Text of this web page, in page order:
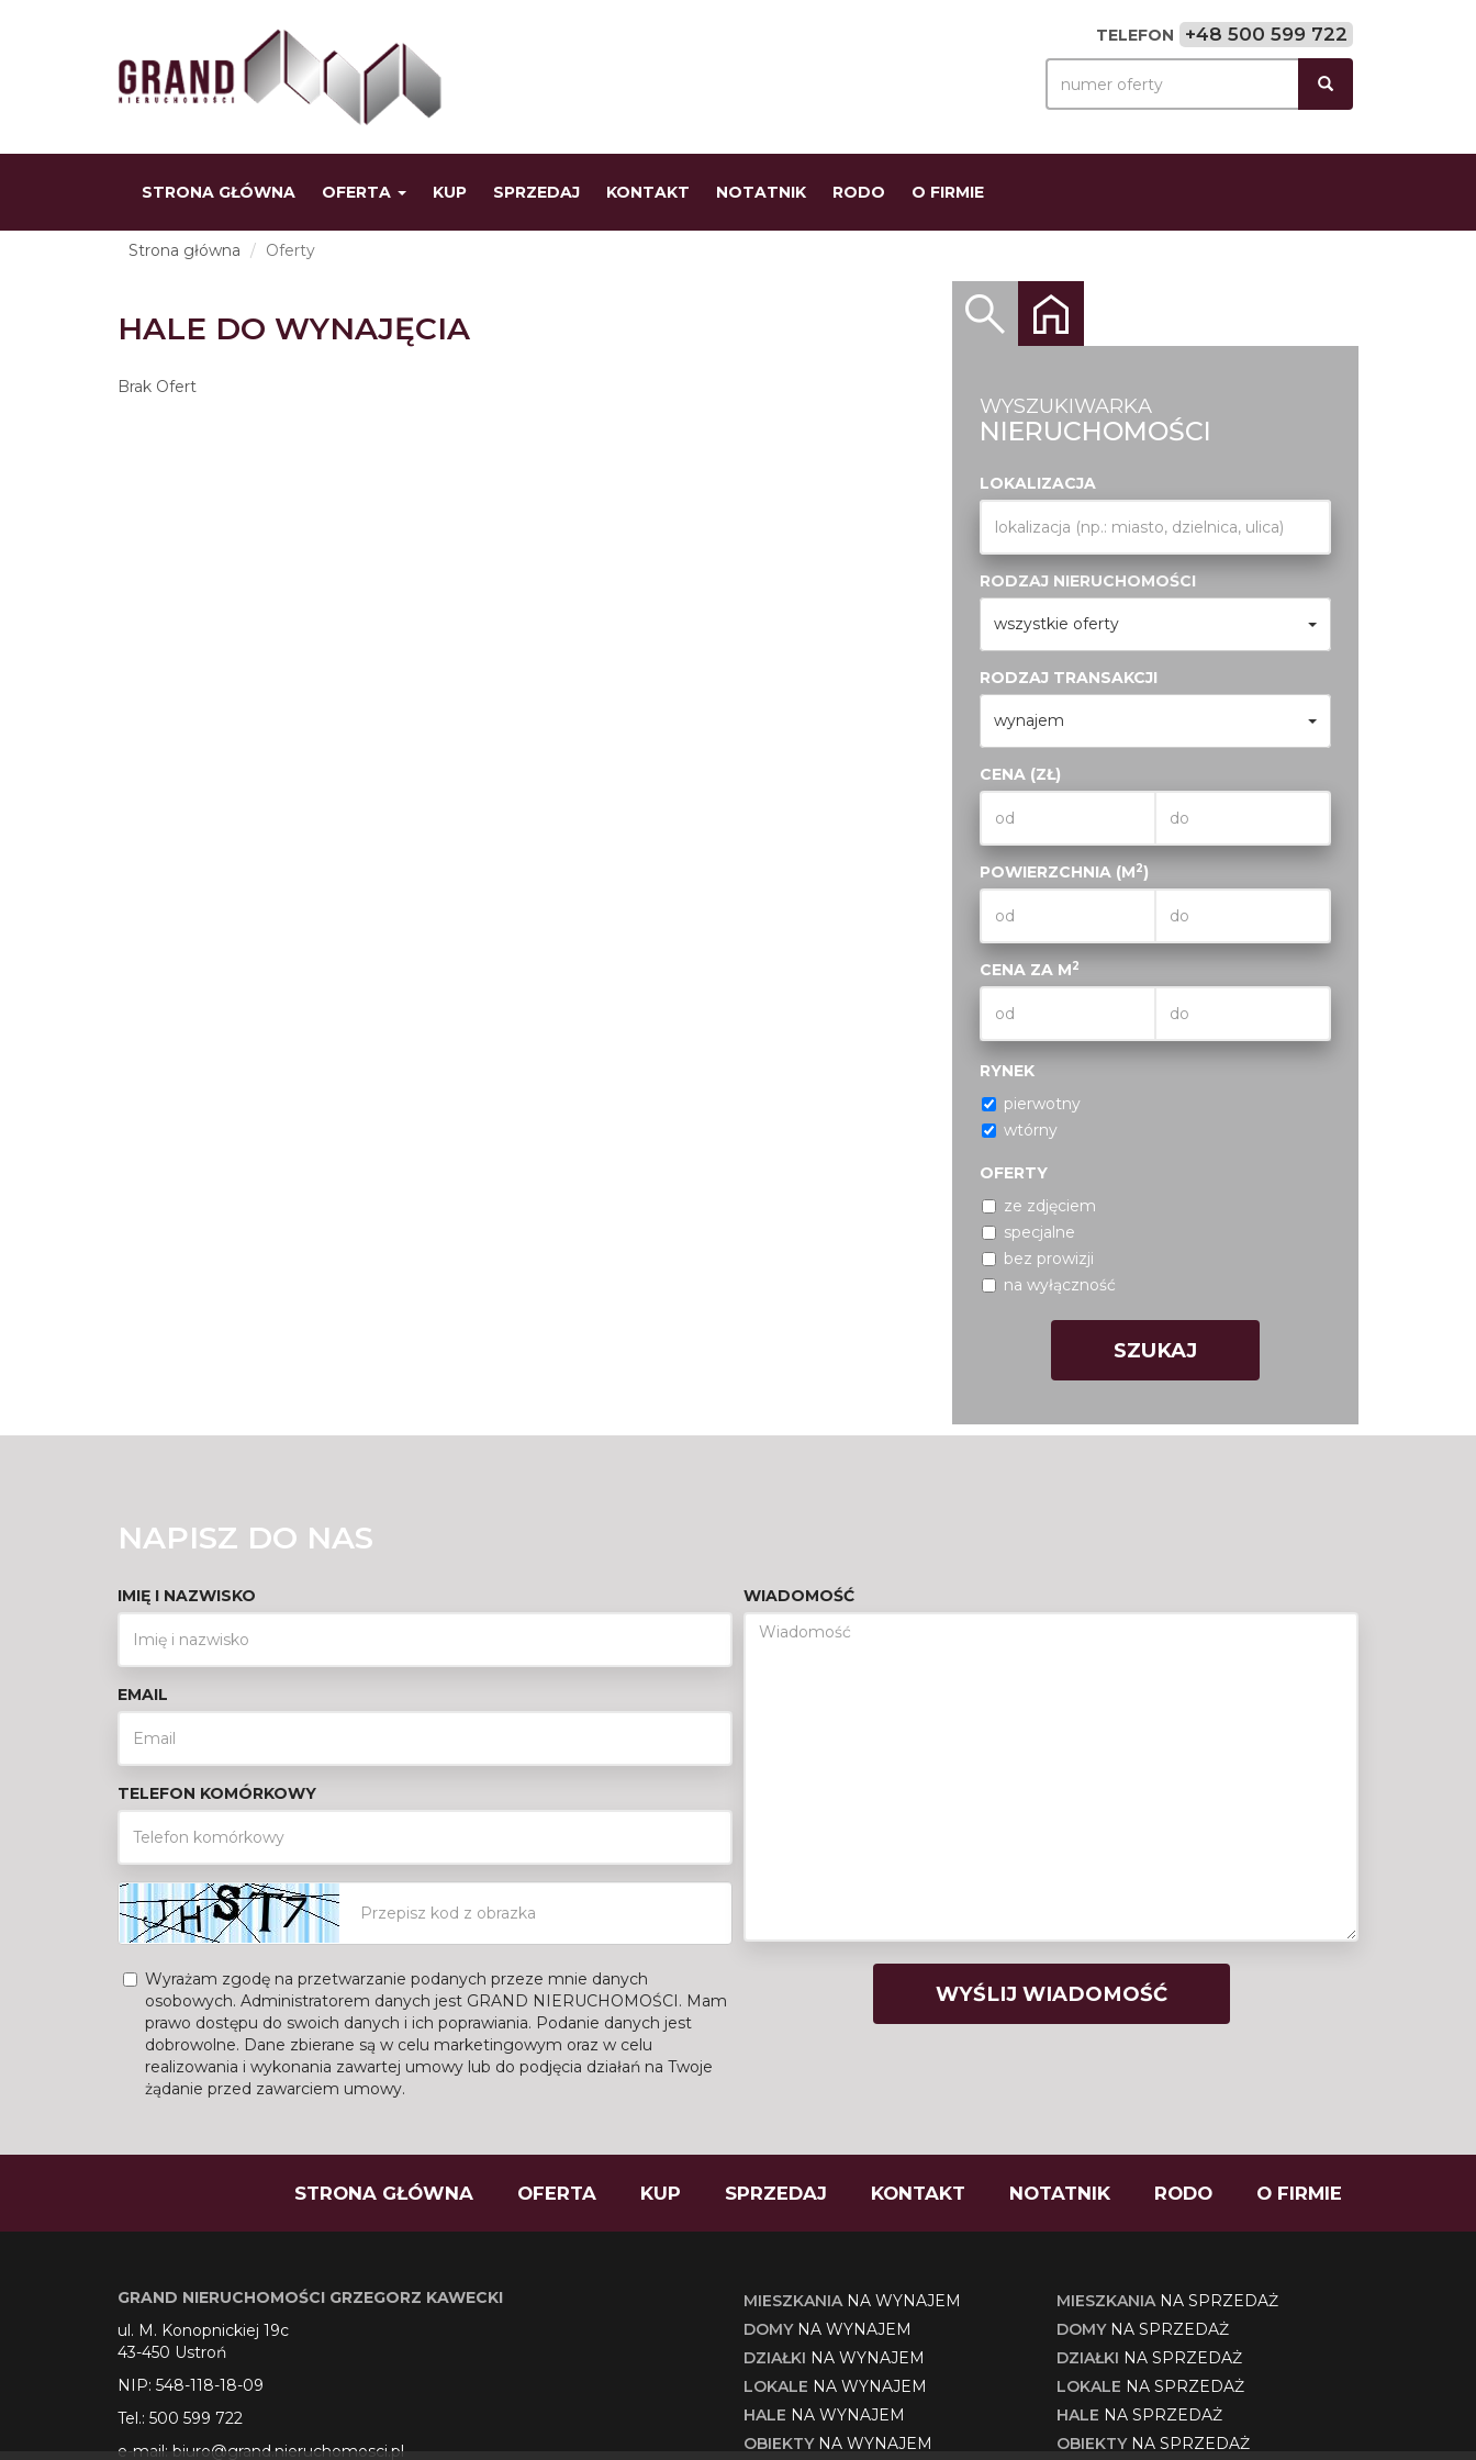
TELEFON +48 500 599 722
STRONA GŁÓWNA OFERTA KUP SPRZEDAJ KONTAKT NOTATNIK RODO O FIRMIE
Strona główna Oferty
WYSZUKIWARKA
NIERUCHOMOŚCI
LOKALIZACJA
RODZAJ NIERUCHOMOŚCI
wszystkie oferty
RODZAJ TRANSAKCJI
wynajem
CENA (ZŁ)
POWIERZCHNIA (M2)
CENA ZA M2
RYNEK
pierwotny
wtórny
OFERTY
ze zdjęciem
specjalne
bez prowizji
na wyłączność
HALE DO WYNAJĘCIA
Brak Ofert
NAPISZ DO NAS
IMIĘ I NAZWISKO
EMAIL
TELEFON KOMÓRKOWY
Wyrażam zgodę na przetwarzanie podanych przeze mnie danych
osobowych. Administratorem danych jest GRAND NIERUCHOMOŚCI. Mam
prawo dostępu do swoich danych i ich poprawiania. Podanie danych jest
dobrowolne. Dane zbierane są w celu marketingowym oraz w celu
realizowania i wykonania zawartej umowy lub do podjęcia działań na Twoje
żądanie przed zawarciem umowy.
WIADOMOŚĆ
STRONA GŁÓWNA OFERTA KUP SPRZEDAJ KONTAKT NOTATNIK RODO O FIRMIE
GRAND NIERUCHOMOŚCI GRZEGORZ KAWECKI
ul. M. Konopnickiej 19c
43-450 Ustroń
NIP: 548-118-18-09
Tel.: 500 599 722
e-mail: biuro@grand.nieruchomosci.pl
MIESZKANIANA WYNAJEM
DOMYNA WYNAJEM
DZIAŁKI NA WYNAJEM
LOKALE NA WYNAJEM
HALE NA WYNAJEM
OBIEKTYNA WYNAJEM
MIESZKANIANA SPRZEDAŻ
DOMYNA SPRZEDAŻ
DZIAŁKI NA SPRZEDAŻ
LOKALE NA SPRZEDAŻ
HALE NA SPRZEDAŻ
OBIEKTYNA SPRZEDAŻ